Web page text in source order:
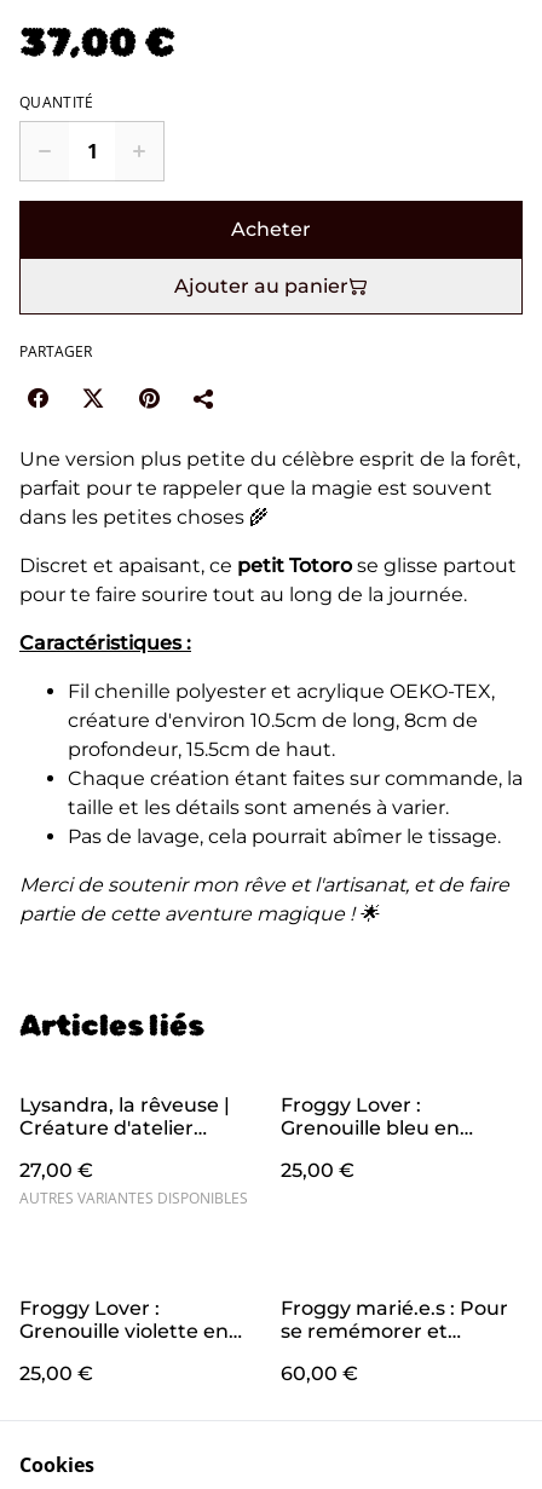
37,00 €
QUANTITÉ
Acheter
Ajouter au panier
PARTAGER
Une version plus petite du célèbre esprit de la forêt,
parfait pour te rappeler que la magie est souvent
dans les petites choses 🌾
Discret et apaisant, ce petit Totorose glisse partout
pour te faire sourire tout au long de la journée.
Caractéristiques :
Fil chenille polyester et acrylique OEKO-TEX,
créature d'environ 10.5cm de long, 8cm de
profondeur, 15.5cm de haut.
Chaque création étant faites sur commande, la
taille et les détails sont amenés à varier.
Pas de lavage, cela pourrait abîmer le tissage.
Merci de soutenir mon rêve et l'artisanat, et de faire
partie de cette aventure magique ! 🌟
Articles liés
Lysandra, la rêveuse |
Créature d'atelier
pour t'émerveiller
27,00 €
AUTRES VARIANTES DISPONIBLES
Froggy Lover :
Grenouille bleu en
son amour
25,00 €
Froggy Lover :
Grenouille violette en
son amour
25,00 €
Froggy marié.e.s : Pour
se remémorer et
des grenouilles en
60,00 €
Cookies